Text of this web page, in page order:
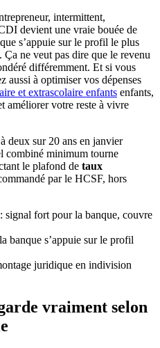
intermittent,
devient une vraie bouée de
s’appuie sur le profil le plus
ne veut pas dire que le revenu
différemment. Et si vous
aussi à optimiser vos dépenses
et extrascolaire enfants enfants,
améliorer votre reste à vivre
deux sur 20 ans en janvier
combiné minimum tourne
le plafond de taux
par le HCSF, hors
fort pour la banque, couvre
banque s’appuie sur le profil
juridique en indivision
vraiment selon